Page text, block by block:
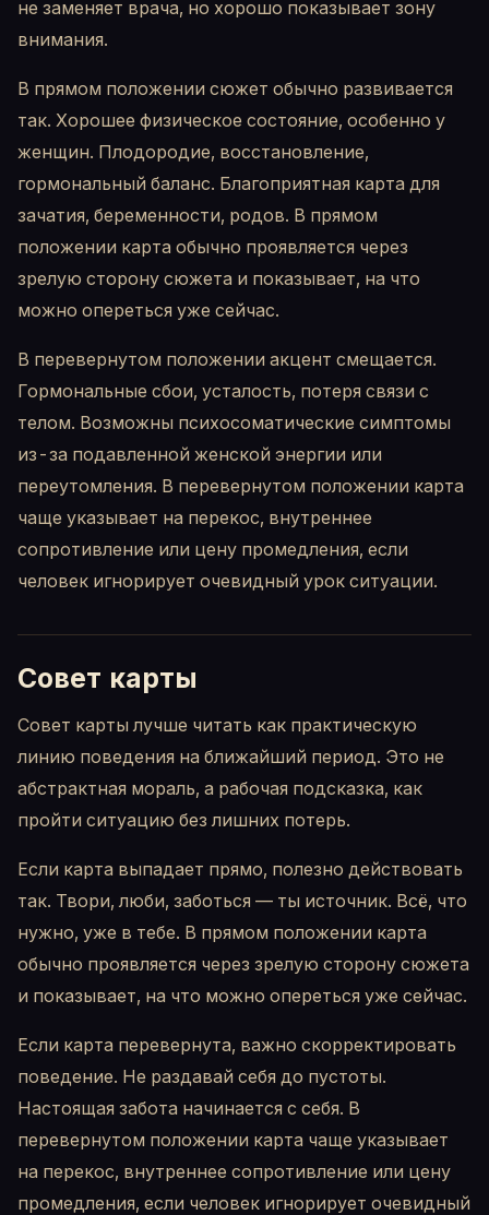
не заменяет врача, но хорошо показывает зону
внимания.
В прямом положении сюжет обычно развивается
так. Хорошее физическое состояние, особенно у
женщин. Плодородие, восстановление,
гормональный баланс. Благоприятная карта для
зачатия, беременности, родов. В прямом
положении карта обычно проявляется через
зрелую сторону сюжета и показывает, на что
можно опереться уже сейчас.
В перевернутом положении акцент смещается.
Гормональные сбои, усталость, потеря связи с
телом. Возможны психосоматические симптомы
из-за подавленной женской энергии или
переутомления. В перевернутом положении карта
чаще указывает на перекос, внутреннее
сопротивление или цену промедления, если
человек игнорирует очевидный урок ситуации.
Совет карты
Совет карты лучше читать как практическую
линию поведения на ближайший период. Это не
абстрактная мораль, а рабочая подсказка, как
пройти ситуацию без лишних потерь.
Если карта выпадает прямо, полезно действовать
так. Твори, люби, заботься — ты источник. Всё, что
нужно, уже в тебе. В прямом положении карта
обычно проявляется через зрелую сторону сюжета
и показывает, на что можно опереться уже сейчас.
Если карта перевернута, важно скорректировать
поведение. Не раздавай себя до пустоты.
Настоящая забота начинается с себя. В
перевернутом положении карта чаще указывает
на перекос, внутреннее сопротивление или цену
промедления, если человек игнорирует очевидный